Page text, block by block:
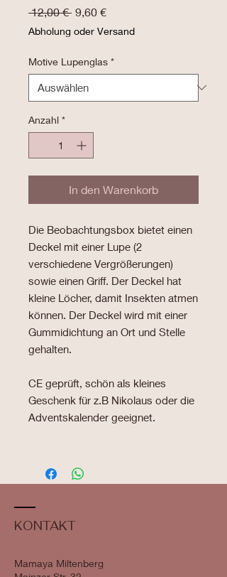
12,00 € Standardpreis
9,60 €Sale-
Abholung oder Versand
Motive Lupenglas *
Anzahl *
In den Warenkorb
Die Beobachtungsbox bietet einen
Deckel mit einer Lupe (2
verschiedene Vergrößerungen)
sowie einen Griff. Der Deckel hat
kleine Löcher, damit Insekten atmen
können. Der Deckel wird mit einer
Gummidichtung an Ort und Stelle
gehalten.
CE geprüft, schön als kleines
Geschenk für z.B Nikolaus oder die
Adventskalender geeignet.
KONTAKT
Mamaya Miltenberg